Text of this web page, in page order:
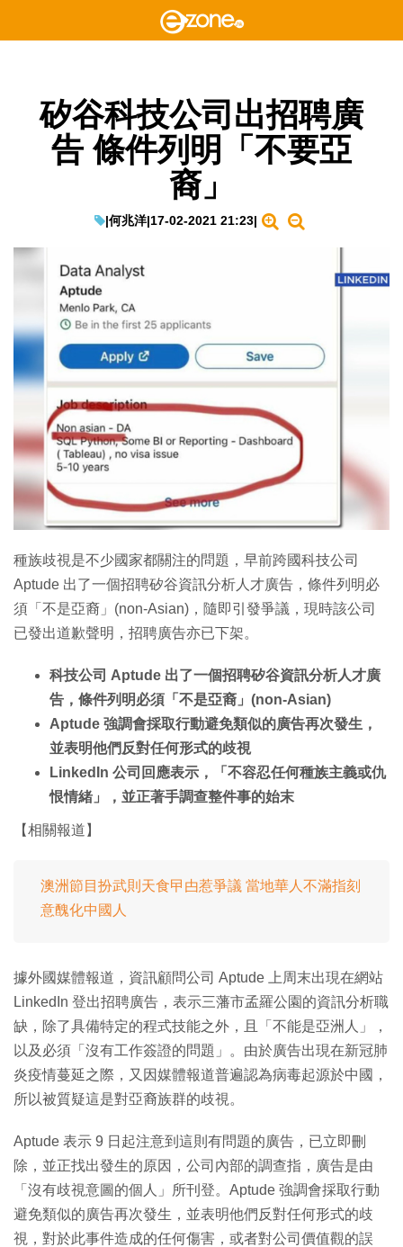
矽谷科技公司出招聘廣
告 條件列明「不要亞
裔」
|何兆洋|17-02-2021 21:23|
種族歧視是不少國家都關注的問題，早前跨國科技公司
Aptude 出了一個招聘矽谷資訊分析人才廣告，條件列明必
須「不是亞裔」(non-Asian)，隨即引發爭議，現時該公司
已發出道歉聲明，招聘廣告亦已下架。
科技公司 Aptude 出了一個招聘矽谷資訊分析人才廣
告，條件列明必須「不是亞裔」(non-Asian)
Aptude 強調會採取行動避免類似的廣告再次發生，
並表明他們反對任何形式的歧視
LinkedIn 公司回應表示，「不容忍任何種族主義或仇
恨情緒」，並正著手調查整件事的始末
【相關報道】
澳洲節目扮武則天食曱甴惹爭議 當地華人不滿指刻
意醜化中國人
據外國媒體報道，資訊顧問公司 Aptude 上周末出現在網站
LinkedIn 登出招聘廣告，表示三藩市孟羅公園的資訊分析職
缺，除了具備特定的程式技能之外，且「不能是亞洲人」，
以及必須「沒有工作簽證的問題」。由於廣告出現在新冠肺
炎疫情蔓延之際，又因媒體報道普遍認為病毒起源於中國，
所以被質疑這是對亞裔族群的歧視。
Aptude 表示 9 日起注意到這則有問題的廣告，已立即刪
除，並正找出發生的原因，公司內部的調查指，廣告是由
「沒有歧視意圖的個人」所刊登。Aptude 強調會採取行動
避免類似的廣告再次發生，並表明他們反對任何形式的歧
視，對於此事件造成的任何傷害，或者對公司價值觀的誤